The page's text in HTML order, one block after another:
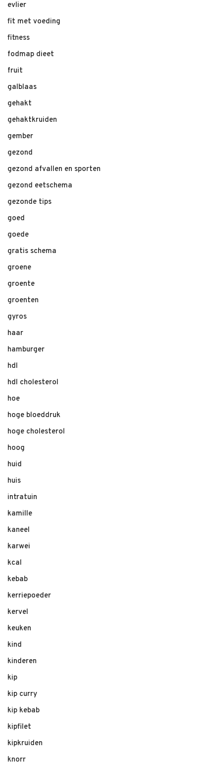
evlier
fit met voeding
fitness
fodmap dieet
fruit
galblaas
gehakt
gehaktkruiden
gember
gezond
gezond afvallen en sporten
gezond eetschema
gezonde tips
goed
goede
gratis schema
groene
groente
groenten
gyros
haar
hamburger
hdl
hdl cholesterol
hoe
hoge bloeddruk
hoge cholesterol
hoog
huid
huis
intratuin
kamille
kaneel
karwei
kcal
kebab
kerriepoeder
kervel
keuken
kind
kinderen
kip
kip curry
kip kebab
kipfilet
kipkruiden
knorr